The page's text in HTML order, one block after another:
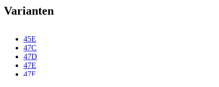
Varianten
45E
47C
47D
47E
47F